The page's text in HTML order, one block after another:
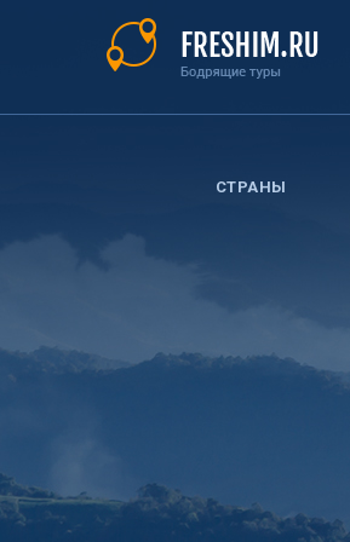
СТРАНЫ
Вы
здесь